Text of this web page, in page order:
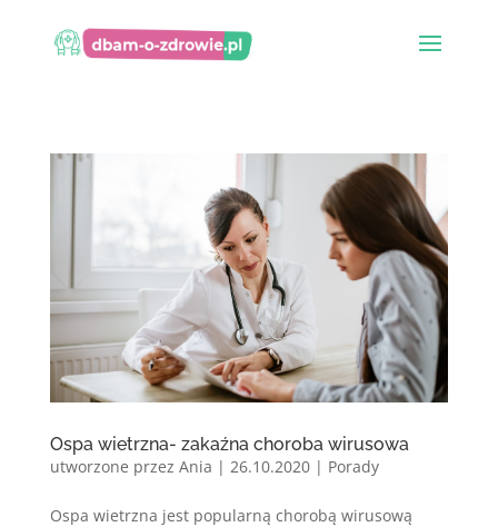
Ospa wietrzna- zakaźna choroba wirusowa
utworzone przez Ania | 26.10.2020| Porady
Ospa wietrzna jest popularną chorobą wirusową